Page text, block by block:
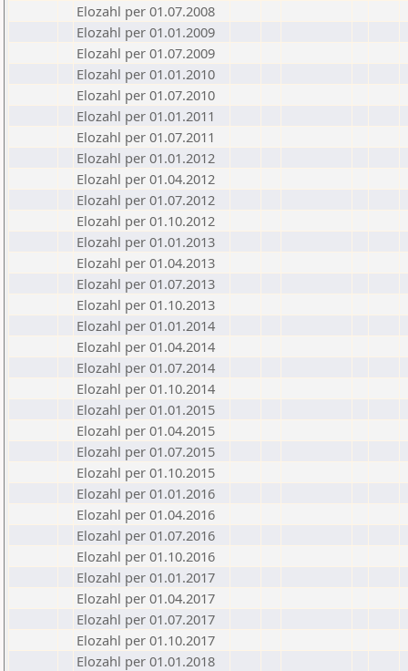
Elozahl per 01.07.2008
Elozahl per 01.01.2009
Elozahl per 01.07.2009
Elozahl per 01.01.2010
Elozahl per 01.07.2010
Elozahl per 01.01.2011
Elozahl per 01.07.2011
Elozahl per 01.01.2012
Elozahl per 01.04.2012
Elozahl per 01.07.2012
Elozahl per 01.10.2012
Elozahl per 01.01.2013
Elozahl per 01.04.2013
Elozahl per 01.07.2013
Elozahl per 01.10.2013
Elozahl per 01.01.2014
Elozahl per 01.04.2014
Elozahl per 01.07.2014
Elozahl per 01.10.2014
Elozahl per 01.01.2015
Elozahl per 01.04.2015
Elozahl per 01.07.2015
Elozahl per 01.10.2015
Elozahl per 01.01.2016
Elozahl per 01.04.2016
Elozahl per 01.07.2016
Elozahl per 01.10.2016
Elozahl per 01.01.2017
Elozahl per 01.04.2017
Elozahl per 01.07.2017
Elozahl per 01.10.2017
Elozahl per 01.01.2018